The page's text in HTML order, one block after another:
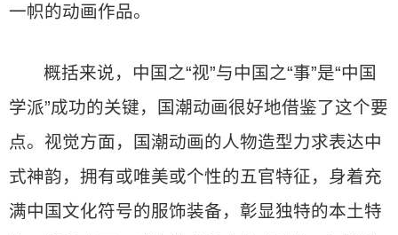
一帜的动画作品。
概括来说，中国之“视”与中国之“事”是“中国
学派”成功的关键，国潮动画很好地借鉴了这个要
点。视觉方面，国潮动画的人物造型力求表达中
式神韵，拥有或唯美或个性的五官特征，身着充
满中国文化符号的服饰装备，彰显独特的本土特